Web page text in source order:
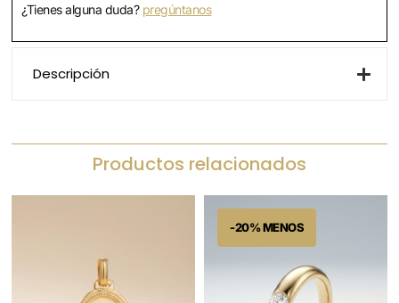
¿Tienes alguna duda? pregúntanos
Descripción
Productos relacionados